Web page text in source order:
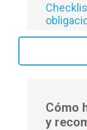
Cómo
y